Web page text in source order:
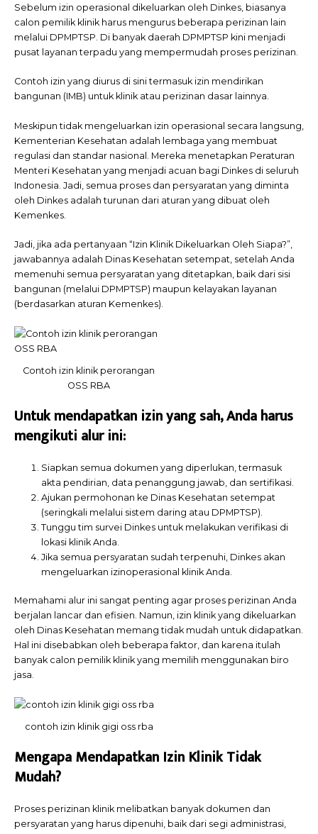
Sebelum izin operasional dikeluarkan oleh Dinkes, biasanya
calon pemilik klinik harus mengurus beberapa perizinan lain
melalui DPMPTSP. Di banyak daerah DPMPTSP kini menjadi
pusat layanan terpadu yang mempermudah proses perizinan.
Contoh izin yang diurus di sini termasuk izin mendirikan
bangunan (IMB) untuk klinik atau perizinan dasar lainnya.
Meskipun tidak mengeluarkan izin operasional secara langsung,
Kementerian Kesehatan adalah lembaga yang membuat
regulasi dan standar nasional. Mereka menetapkan Peraturan
Menteri Kesehatan yang menjadi acuan bagi Dinkes di seluruh
Indonesia. Jadi, semua proses dan persyaratan yang diminta
oleh Dinkes adalah turunan dari aturan yang dibuat oleh
Kemenkes.
Jadi, jika ada pertanyaan “Izin Klinik Dikeluarkan Oleh Siapa?”,
jawabannya adalah Dinas Kesehatan setempat, setelah Anda
memenuhi semua persyaratan yang ditetapkan, baik dari sisi
bangunan (melalui DPMPTSP) maupun kelayakan layanan
(berdasarkan aturan Kemenkes).
Contoh izin klinik perorangan
OSS RBA
Untuk mendapatkan izin yang sah, Anda harus
mengikuti alur ini:
Siapkan semua dokumen yang diperlukan, termasuk
akta pendirian, data penanggung jawab, dan sertifikasi.
Ajukan permohonan ke Dinas Kesehatan setempat
(seringkali melalui sistem daring atau DPMPTSP).
Tunggu tim survei Dinkes untuk melakukan verifikasi di
lokasi klinik Anda.
Jika semua persyaratan sudah terpenuhi, Dinkes akan
mengeluarkan izinoperasional klinik Anda.
Memahami alur ini sangat penting agar proses perizinan Anda
berjalan lancar dan efisien. Namun, izin klinik yang dikeluarkan
oleh Dinas Kesehatan memang tidak mudah untuk didapatkan.
Hal ini disebabkan oleh beberapa faktor, dan karena itulah
banyak calon pemilik klinik yang memilih menggunakan biro
jasa.
contoh izin klinik gigi oss rba
Mengapa Mendapatkan Izin Klinik Tidak
Mudah?
Proses perizinan klinik melibatkan banyak dokumen dan
persyaratan yang harus dipenuhi, baik dari segi administrasi,